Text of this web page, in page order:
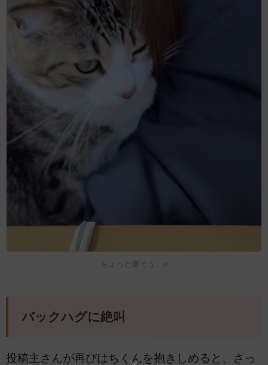
ちょっと嫌そう…w
バックハグに絶叫
投稿主さんが再びはちくんを抱きしめると、さっ